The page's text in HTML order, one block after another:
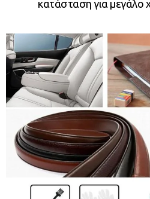
κατάσταση για μεγάλο